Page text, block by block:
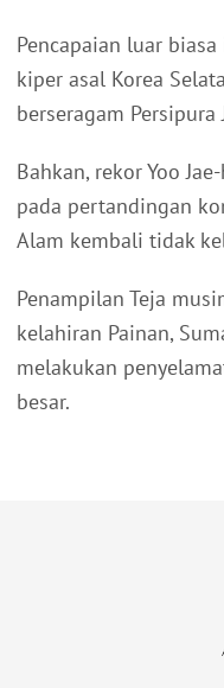
Pencapaian luar
kiper asal Korea
berseragam
Bahkan, rekor Yoo
pada pertandingan
Alam kembali tidak
Penampilan Teja
kelahiran Painan,
melakukan
besar.